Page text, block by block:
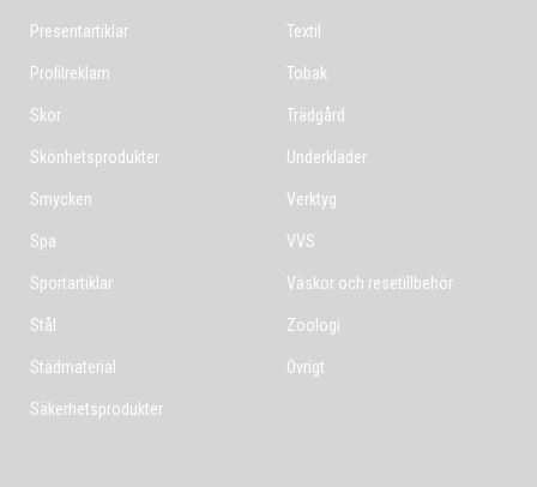
Presentartiklar
Profilreklam
Skor
Skönhetsprodukter
Smycken
Spa
Sportartiklar
Stål
Städmaterial
Säkerhetsprodukter
Textil
Tobak
Trädgård
Underkläder
Verktyg
VVS
Väskor och resetillbehör
Zoologi
Övrigt